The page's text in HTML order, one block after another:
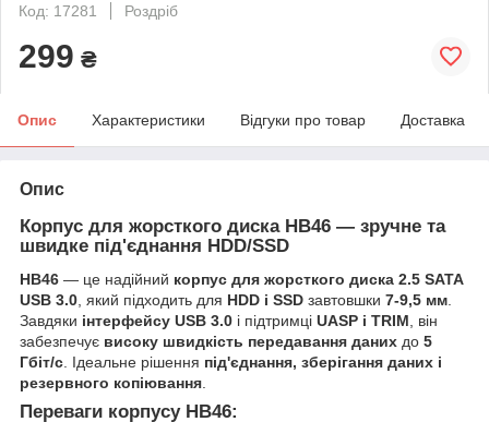
Код: 17281
Роздріб
299 ₴
Опис Характеристики Відгуки про товар Доставка
Опис
Корпус для жорсткого диска HB46 — зручне та
швидке під'єднання HDD/SSD
HB46 — це надійний корпус для жорсткого диска 2.5 SATA
USB 3.0 , який підходить для HDD і SSD завтовшки 7-9,5 мм
Завдяки інтерфейсу USB 3.0 і підтримці UASP і TRIM , він
забезпечує високу швидкість передавання даних до 5
Гбіт/с . Ідеальне рішення під'єднання, зберігання даних і
резервного копіювання
Переваги корпусу HB46: